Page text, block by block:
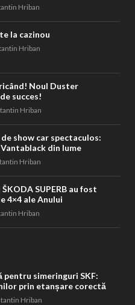
Hriban
la cazinou
Hriban
Noul Duster
succes!
Hriban
show car spectaculos:
din lume
Hriban
SUPERB au fost
4×4 ale Anului
Hriban
pentru simeringuri SKF:
prin etanșare corectă
Hriban